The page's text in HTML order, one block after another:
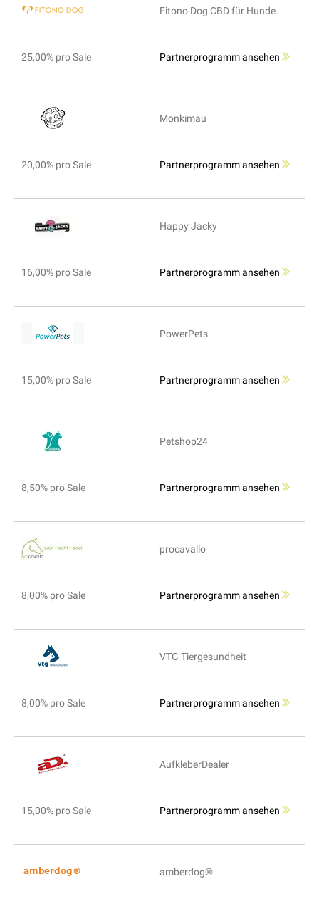
Fitono Dog CBD für Hunde
25,00% pro Sale Partnerprogramm ansehen
Monkimau
20,00% pro Sale Partnerprogramm ansehen
Happy Jacky
16,00% pro Sale Partnerprogramm ansehen
PowerPets
15,00% pro Sale Partnerprogramm ansehen
Petshop24
8,50% pro Sale Partnerprogramm ansehen
procavallo
8,00% pro Sale Partnerprogramm ansehen
VTG Tiergesundheit
8,00% pro Sale Partnerprogramm ansehen
AufkleberDealer
15,00% pro Sale Partnerprogramm ansehen
amberdog®